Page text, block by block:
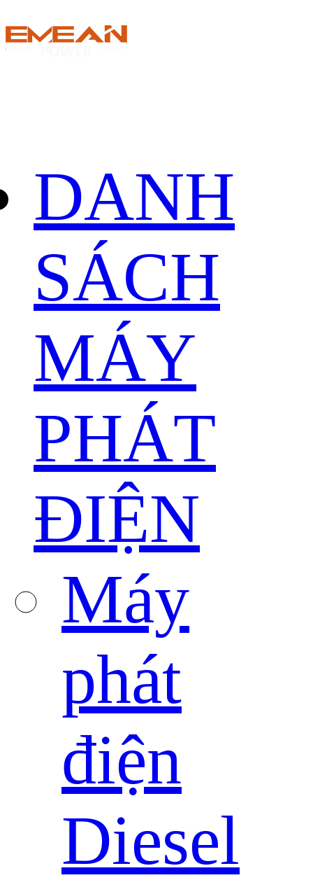
DANH
SÁCH
MÁY
PHÁT
ĐIỆN
Máy
phát
điện
Diesel